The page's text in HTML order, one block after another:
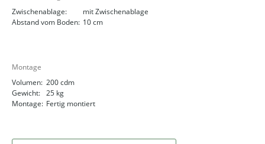
Zwischenablage:
mit Zwischenablage
Abstand vom Boden: 10 cm
Montage
Volumen: 200 cdm
Gewicht: 25 kg
Montage: Fertig montiert